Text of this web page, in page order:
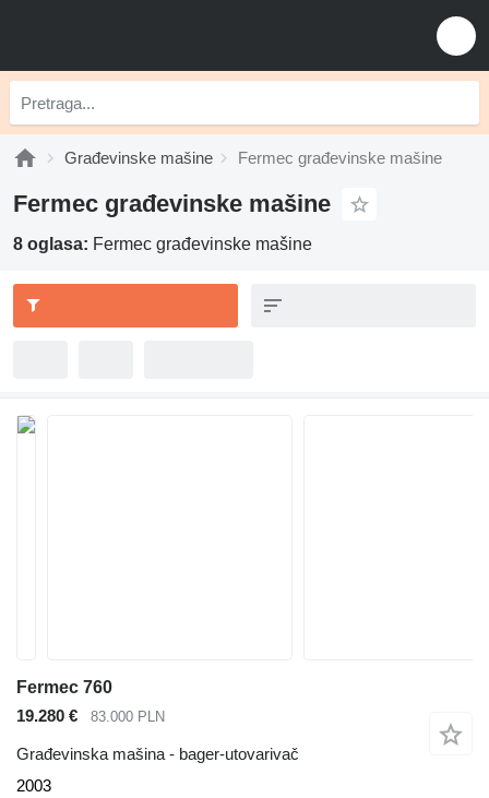
Građevinske mašine Fermec građevinske mašine
Fermec građevinske mašine
8 oglasa: Fermec građevinske mašine
Fermec 760
19.280 €
83.000 PLN
Građevinska mašina - bager-utovarivač
2003